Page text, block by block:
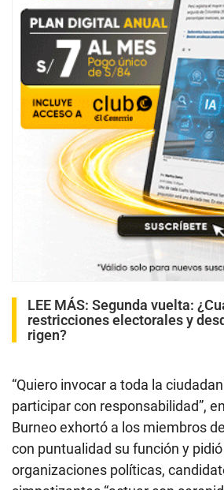
LEE MÁS: Segunda vuelta:
restricciones electorales y
rigen?
“Quiero invocar a toda la
participar con responsabilidad”,
Burneo exhortó a los miembros
con puntualidad su función y
organizaciones políticas,